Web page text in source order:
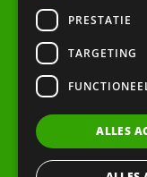
Rechten &
PRESTATIE
TARGETING
ALLES